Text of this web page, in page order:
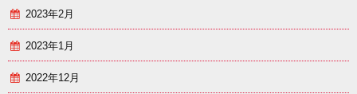
2023年2月
2023年1月
2022年12月